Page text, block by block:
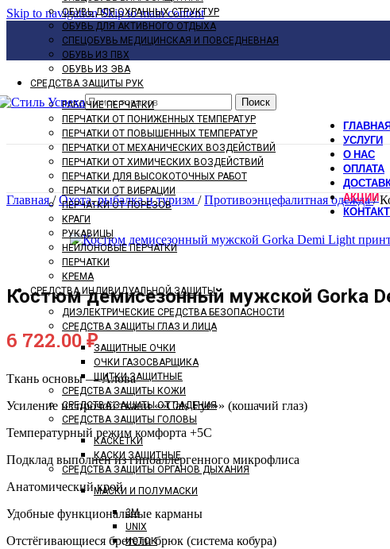
Skip to navigationSkip to main content
Поиск
ОБУВЬ ДЛЯ ОХРАННЫХ СТРУКТУР
ОБУВЬ ДЛЯ АКТИВНОГО ОТДЫХА
СПЕЦОБУВЬ МЕДИЦИНСКАЯ И ПОВСЕДНЕВНАЯ
ОБУВЬ ИЗ ПВХ
ОБУВЬ ИЗ ЭВА
СРЕДСТВА ЗАЩИТЫ РУК
РАБОЧИЕ ПЕРЧАТКИ
ПЕРЧАТКИ ОТ ПОНИЖЕННЫХ ТЕМПЕРАТУР
ПЕРЧАТКИ ОТ ПОВЫШЕННЫХ ТЕМПЕРАТУР
ПЕРЧАТКИ ОТ МЕХАНИЧЕСКИХ ВОЗДЕЙСТВИЙ
ПЕРЧАТКИ ОТ ХИМИЧЕСКИХ ВОЗДЕЙСТВИЙ
ПЕРЧАТКИ ДЛЯ ВЫСОКОТОЧНЫХ РАБОТ
ПЕРЧАТКИ ОТ ВИБРАЦИИ
ПЕРЧАТКИ ОТ ПОРЕЗОВ
КРАГИ
РУКАВИЦЫ
НЕЙЛОНОВЫЕ ПЕРЧАТКИ
ПЕРЧАТКИ
КРЕМА
СРЕДСТВА ИНДИВИДУАЛЬНОЙ ЗАЩИТЫ
ДИЭЛЕКТРИЧЕСКИЕ СРЕДСТВА БЕЗОПАСНОСТИ
СРЕДСТВА ЗАЩИТЫ ГЛАЗ И ЛИЦА
ЗАЩИТНЫЕ ОЧКИ
ОЧКИ ГАЗОСВАРЩИКА
ЩИТКИ ЗАЩИТНЫЕ
СРЕДСТВА ЗАЩИТЫ КОЖИ
СРЕДСТВА ЗАЩИТЫ ОТ ПАДЕНИЯ
СРЕДСТВА ЗАЩИТЫ ГОЛОВЫ
КАСКЕТКИ
КАСКИ ЗАЩИТНЫЕ
СРЕДСТВА ЗАЩИТЫ ОРГАНОВ ДЫХАНИЯ
МАСКИ И ПОЛУМАСКИ
3M
UNIX
ИСТОК
УСЛУГИ
О НАС
ОПЛАТА
АКЦИИ
Главная/ Охота, рыбалка и туризм / Противоэнцефалитная одежда/
Костюм демисезонный мужской Gorka
6 722.00₽
Ткань основы — Алова
Усиление из прочой ткани «»Cats Eye»» (кошачий глаз)
Температурный режим комфорта +5С
Подклад выполнен из гипоаллергенного микрофлиса
Анатомический крой
Удобные функциональные карманы
Отстёгивающиеся бретели брюк (система кобура)